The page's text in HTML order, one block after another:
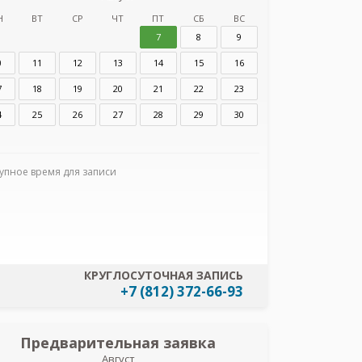
ВТ СР ЧТ ПТ СБ
ВС
7
8 9
11 12 13 14 15 16
18 19 20 21 22 23
25 26 27 28 29 30
время для записи
КРУГЛОСУТОЧНАЯ ЗАПИСЬ
+7 (812) 372-66-93
Предварительная заявка
Август